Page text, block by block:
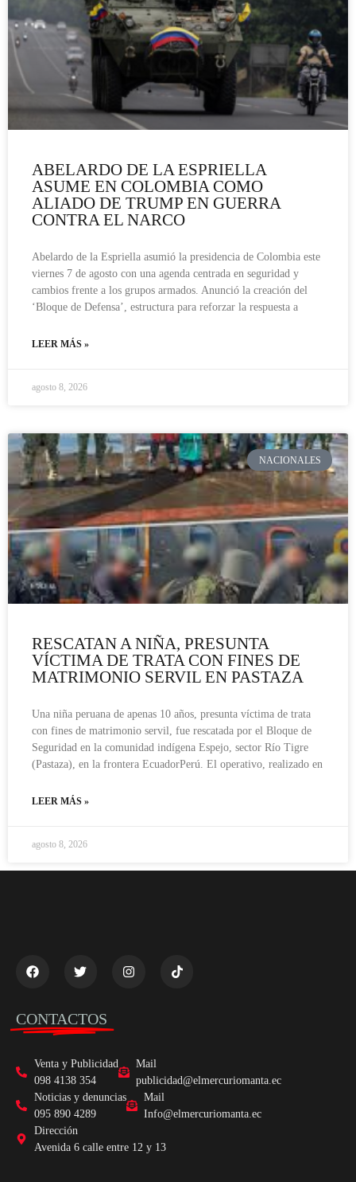
ABELARDO DE LA ESPRIELLA
ASUME EN COLOMBIA COMO
ALIADO DE TRUMP EN GUERRA
CONTRA EL NARCO
Abelardo de la Espriella asumió la presidencia de Colombia este
viernes 7 de agosto con una agenda centrada en seguridad y
cambios frente a los grupos armados. Anunció la creación del
‘Bloque de Defensa’, estructura para reforzar la respuesta a
LEER MÁS »
agosto 8, 2026
NACIONALES
RESCATAN A NIÑA, PRESUNTA
VÍCTIMA DE TRATA CON FINES DE
MATRIMONIO SERVIL EN PASTAZA
Una niña peruana de apenas 10 años, presunta víctima de trata
con fines de matrimonio servil, fue rescatada por el Bloque de
Seguridad en la comunidad indígena Espejo, sector Río Tigre
(Pastaza), en la frontera EcuadorPerú. El operativo, realizado en
LEER MÁS »
agosto 8, 2026
CONTACTOS
Venta y Publicidad
098 4138 354
Mail
publicidad@elmercuriomanta.ec
Noticias y denuncias
095 890 4289
Mail
Info@elmercuriomanta.ec
Dirección
Avenida 6 calle entre 12 y 13